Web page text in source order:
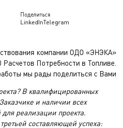
Поделиться
LinkedInTelegram
компании ОДО «ЭНЭКА»
Потребности в Топливе.
мы рады поделиться с Вами
В квалифицированных
и наличии всех
реализации проекта.
составляющей успеха: